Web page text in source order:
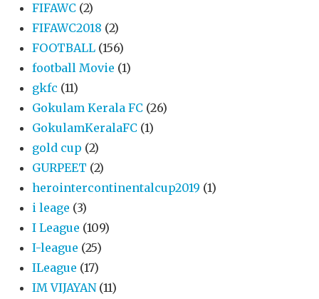
FIFAWC (2)
FIFAWC2018 (2)
FOOTBALL (156)
football Movie (1)
gkfc (11)
Gokulam Kerala FC (26)
GokulamKeralaFC (1)
gold cup (2)
GURPEET (2)
herointercontinentalcup2019 (1)
i leage (3)
I League (109)
I-league (25)
ILeague (17)
IM VIJAYAN (11)